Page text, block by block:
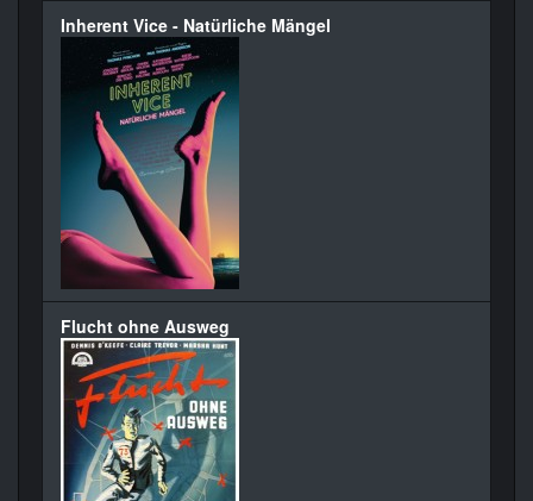
Inherent Vice - Natürliche Mängel
Flucht ohne Ausweg